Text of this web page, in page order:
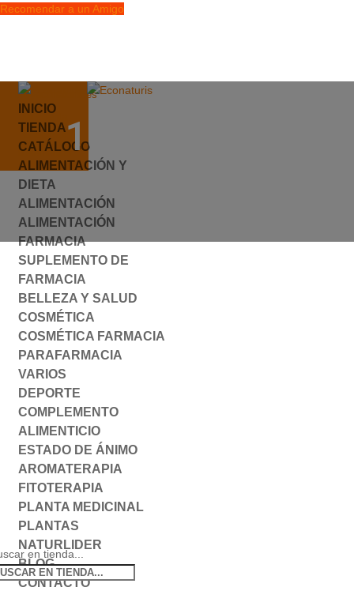
Recomendar a un Amigo
info@econaturis.es
Mi cuenta
Checkout
0 elementos
INICIO
TIENDA
CATÁLOGO
ALIMENTACIÓN Y
DIETA
ALIMENTACIÓN
ALIMENTACIÓN
FARMACIA
SUPLEMENTO DE
FARMACIA
BELLEZA Y SALUD
COSMÉTICA
COSMÉTICA FARMACIA
PARAFARMACIA
VARIOS
DEPORTE
COMPLEMENTO
ALIMENTICIO
ESTADO DE ÁNIMO
AROMATERAPIA
FITOTERAPIA
PLANTA MEDICINAL
PLANTAS
NATURLIDER
BLOG
CONTACTO
en tienda...
136081.PNG